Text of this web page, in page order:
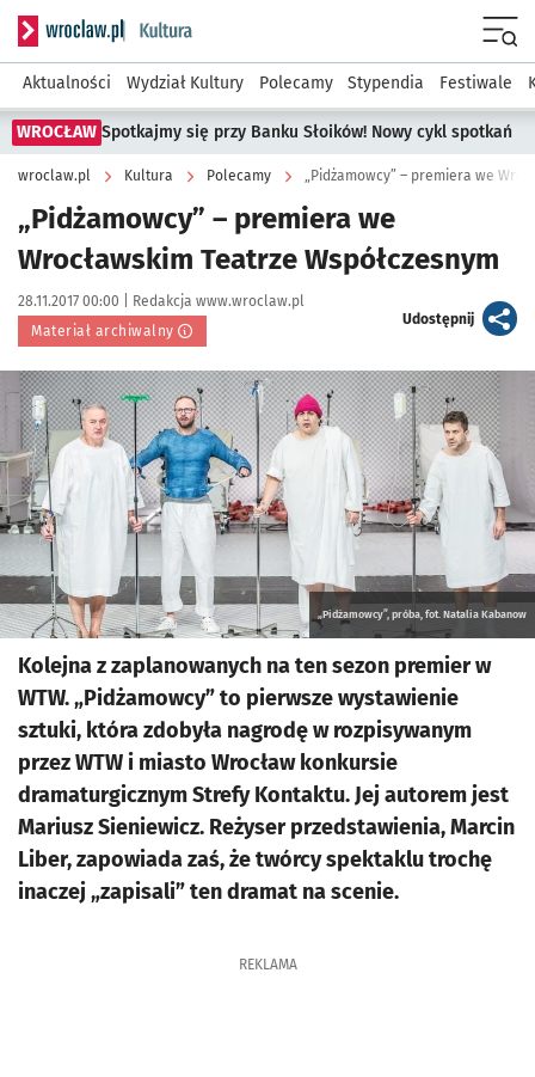
Serwis informacyjny wroclaw.pl podserwis: Kultura
Aktualności Wydział Kultury Polecamy Stypendia Festiwale
WROCŁAW Spotkajmy się przy Banku Słoików! Nowy cykl spotkań
wroclaw.pl Kultura Polecamy „Pidżamowcy” – premiera we
„Pidżamowcy” – premiera we
Wrocławskim Teatrze Współczesnym
Data publikacji:
28.11.2017 00:00 | Autor:
Redakcja www.wroclaw.pl
Materiał archiwalny
Udostępnijartykuł
Kliknij, aby powiększyć
„Pidżamowcy”, próba, fot. Natalia Kabanow
Kolejna z zaplanowanych na ten sezon premier w
WTW. „Pidżamowcy” to pierwsze wystawienie
sztuki, która zdobyła nagrodę w rozpisywanym
przez WTW i miasto Wrocław konkursie
dramaturgicznym Strefy Kontaktu. Jej autorem jest
Mariusz Sieniewicz. Reżyser przedstawienia, Marcin
Liber, zapowiada zaś, że twórcy spektaklu trochę
inaczej „zapisali” ten dramat na scenie.
REKLAMA